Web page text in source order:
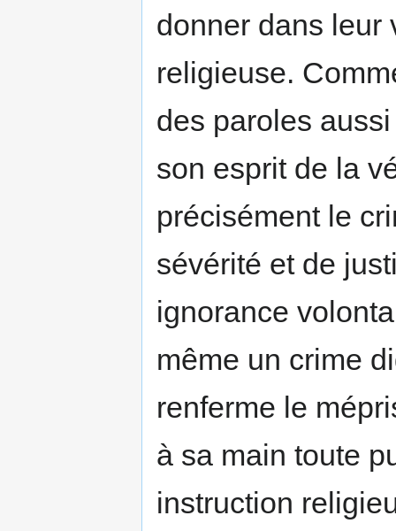
donner dans leur
religieuse.
des paroles
son esprit de la
précisément le
sévérité et de
ignorance
même un crime
renferme le
à sa main toute
instruction